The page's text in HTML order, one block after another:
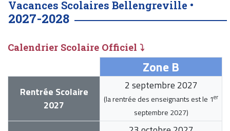
Vacances Scolaires Bellengreville •
2027-2028
Calendrier Scolaire Officiel ⤵
Zone B
Rentrée Scolaire
2027
2 septembre 2027
(la rentrée des enseignants est le 1er
septembre 2027)